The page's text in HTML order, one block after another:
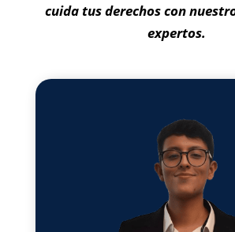
cuida tus derechos con
expertos.